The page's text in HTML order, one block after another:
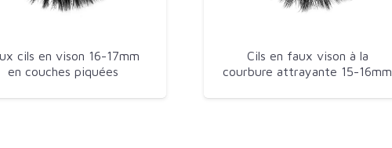
cils en vison 16-17mm
en couches piquées
Cils en faux vison à la
courbure attrayante 15-16mm